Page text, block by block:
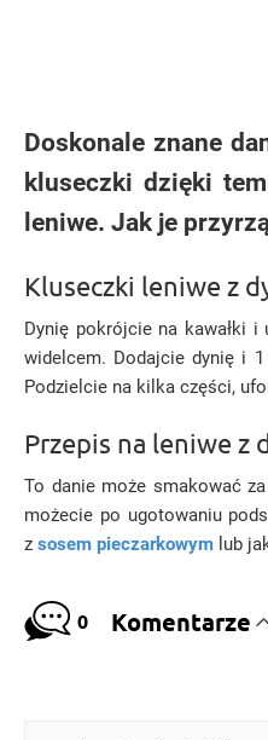
Doskonale znane
kluseczki dzięki
leniwe. Jak je
Kluseczki leniwe z
Dynię pokrójcie na kawałki i
widelcem. Dodajcie dynię i
Podzielcie na kilka części,
Przepis na leniwe z
To danie może smakować
możecie po ugotowaniu
z sosem pieczarkowym lub
0 Komentarze